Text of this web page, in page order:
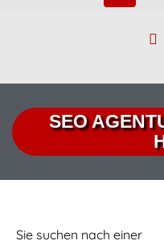
SEO
Sie suchen nach einer